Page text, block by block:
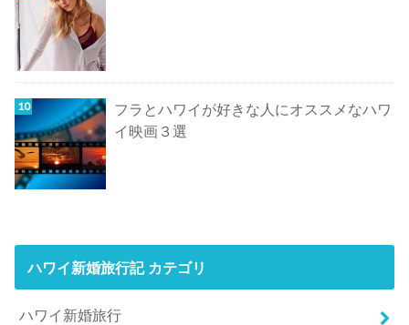
フラとハワイが好きな人にオススメなハワ
イ映画３選
ハワイ新婚旅行記 カテゴリ
ハワイ新婚旅行